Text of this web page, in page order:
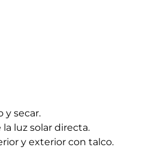
y secar.
luz solar directa.
y exterior con talco.